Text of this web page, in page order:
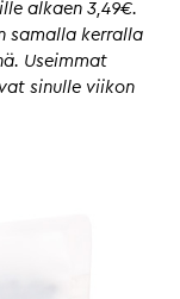
alkaen 3,49€.
samalla kerralla
Useimmat
sinulle viikon